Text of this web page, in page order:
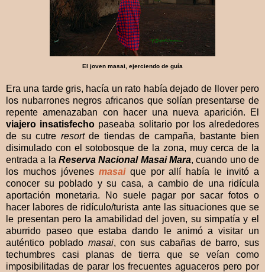
El joven masai, ejerciendo de guía
Era una tarde gris, hacía un rato había dejado de llover pero
los nubarrones negros africanos que solían presentarse de
repente amenazaban con hacer una nueva aparición. El
viajero insatisfecho paseaba solitario por los alrededores
de su cutre resortde tiendas de campaña, bastante bien
disimulado con el sotobosque de la zona, muy cerca de la
entrada a la Reserva Nacional Masai Mara, cuando uno de
los muchos jóvenes masai que por allí había le invitó a
conocer su poblado y su casa, a cambio de una ridícula
aportación monetaria. No suele pagar por sacar fotos o
hacer labores de ridículo/turista ante las situaciones que se
le presentan pero la amabilidad del joven, su simpatía y el
aburrido paseo que estaba dando le animó a visitar un
auténtico poblado masai, con sus cabañas de barro, sus
techumbres casi planas de tierra que se veían como
imposibilitadas de parar los frecuentes aguaceros pero por